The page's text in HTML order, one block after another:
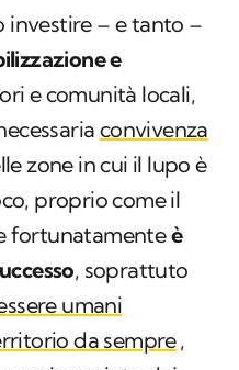
investire – e tanto –
e
e comunità locali,
convivenza
zone in cui il lupo è
proprio come il
fortunatamenteè
, soprattuto
umani
da sempre,